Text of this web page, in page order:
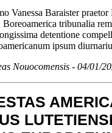
Vanessa Baraister
tribunalia
detentione
ipsum
Nouocomensis - 04/01/